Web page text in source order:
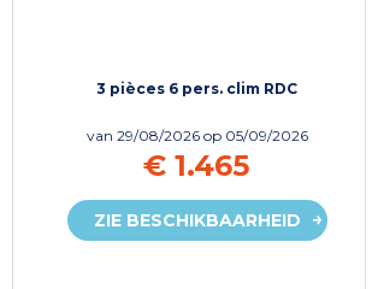
3 pièces 6 pers. clim RDC
van 29/08/2026 op 05/09/2026
€ 1.465
ZIE BESCHIKBAARHEID